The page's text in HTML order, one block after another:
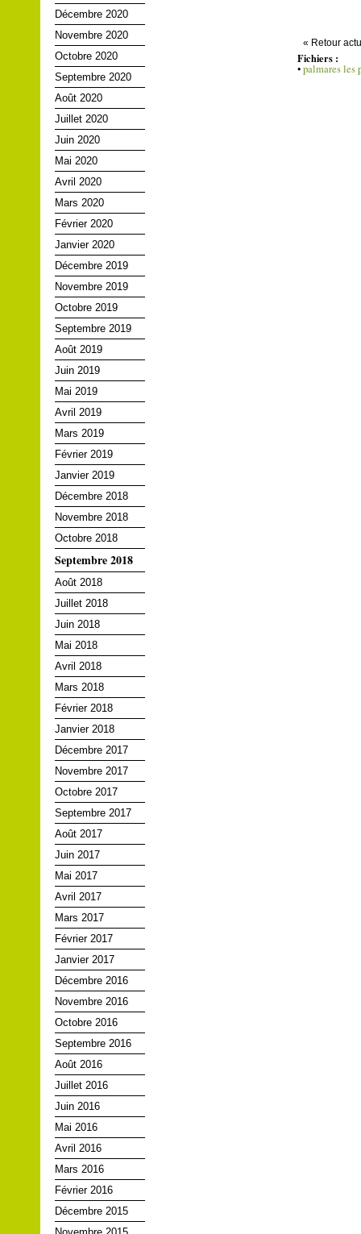
Décembre 2020
Novembre 2020
Octobre 2020
Septembre 2020
Août 2020
Juillet 2020
Juin 2020
Mai 2020
Avril 2020
Mars 2020
Février 2020
Janvier 2020
Décembre 2019
Novembre 2019
Octobre 2019
Septembre 2019
Août 2019
Juin 2019
Mai 2019
Avril 2019
Mars 2019
Février 2019
Janvier 2019
Décembre 2018
Novembre 2018
Octobre 2018
Septembre 2018
Août 2018
Juillet 2018
Juin 2018
Mai 2018
Avril 2018
Mars 2018
Février 2018
Janvier 2018
Décembre 2017
Novembre 2017
Octobre 2017
Septembre 2017
Août 2017
Juin 2017
Mai 2017
Avril 2017
Mars 2017
Février 2017
Janvier 2017
Décembre 2016
Novembre 2016
Octobre 2016
Septembre 2016
Août 2016
Juillet 2016
Juin 2016
Mai 2016
Avril 2016
Mars 2016
Février 2016
Décembre 2015
« Retour
Fichiers :
•palmares les